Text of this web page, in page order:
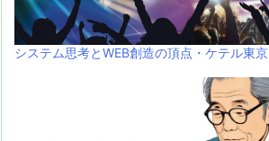
システム思考とWEB創造の頂点・ケテル東京